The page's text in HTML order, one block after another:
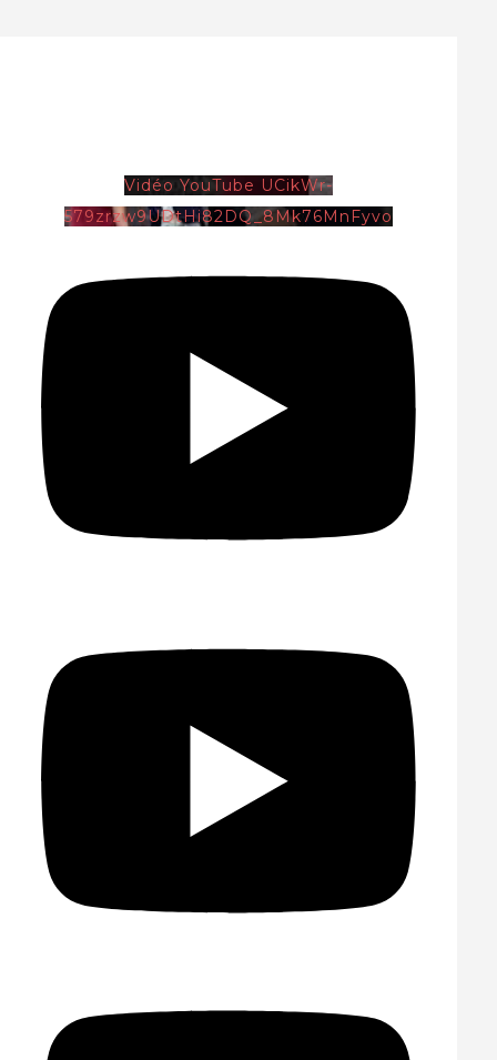
Vidéo YouTube UCikWr-
579zrzw9UDtHi82DQ_8Mk76MnFyvo